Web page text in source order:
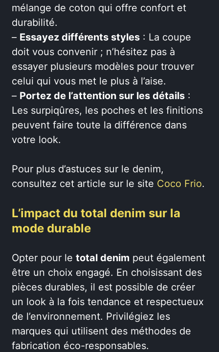
mélange de coton qui offre confort et
durabilité.
– Essayez différents styles : La coupe
doit vous convenir ; n’hésitez pas à
essayer plusieurs modèles pour trouver
celui qui vous met le plus à l’aise.
– Portez de l’attention sur les détails :
Les surpiqûres, les poches et les finitions
peuvent faire toute la différence dans
votre look.
Pour plus d’astuces sur le denim,
consultez cet article sur le site Coco Frio.
L’impact du total denim sur la
mode durable
Opter pour le total denim peut également
être un choix engagé. En choisissant des
pièces durables, il est possible de créer
un look à la fois tendance et respectueux
de l’environnement. Privilégiez les
marques qui utilisent des méthodes de
fabrication éco-responsables.